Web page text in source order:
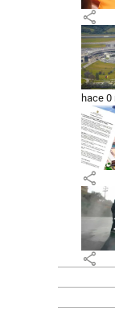
share
hace 0
share
share